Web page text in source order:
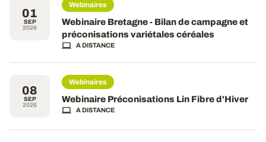
01
SEP
2026
Webinaires
Webinaire Bretagne - Bilan de campagne et
préconisations variétales céréales
A DISTANCE
08
SEP
2026
Webinaires
Webinaire Préconisations Lin Fibre d'Hiver
A DISTANCE